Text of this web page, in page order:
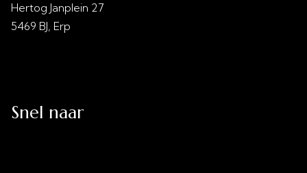
Hertog Janplein 27
5469 BJ, Erp
Snel naar